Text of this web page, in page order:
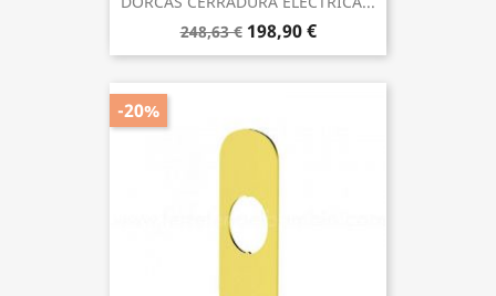
248,63 € 198,90 €
-20%